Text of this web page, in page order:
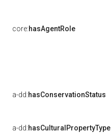
core:hasAgentRole
a-dd:hasConservationStatus
a-dd:hasCulturalPropertyType